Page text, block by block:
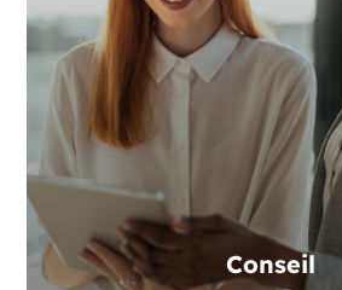
Conseil